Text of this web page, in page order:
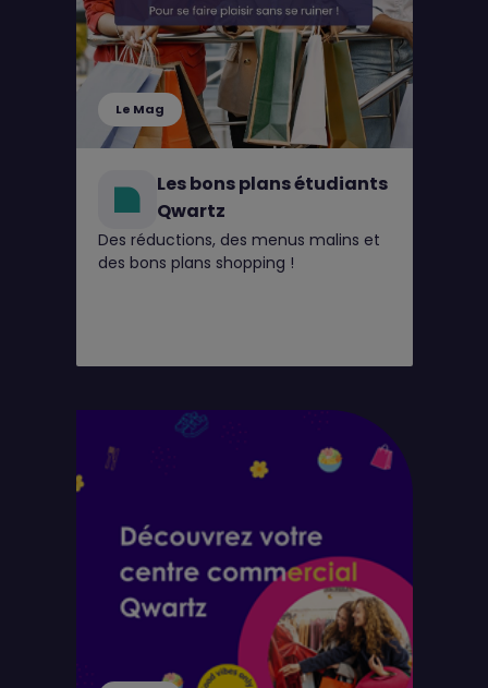
Le Mag
Les bons plans étudiants
Qwartz
Des réductions, des menus malins et
des bons plans shopping !